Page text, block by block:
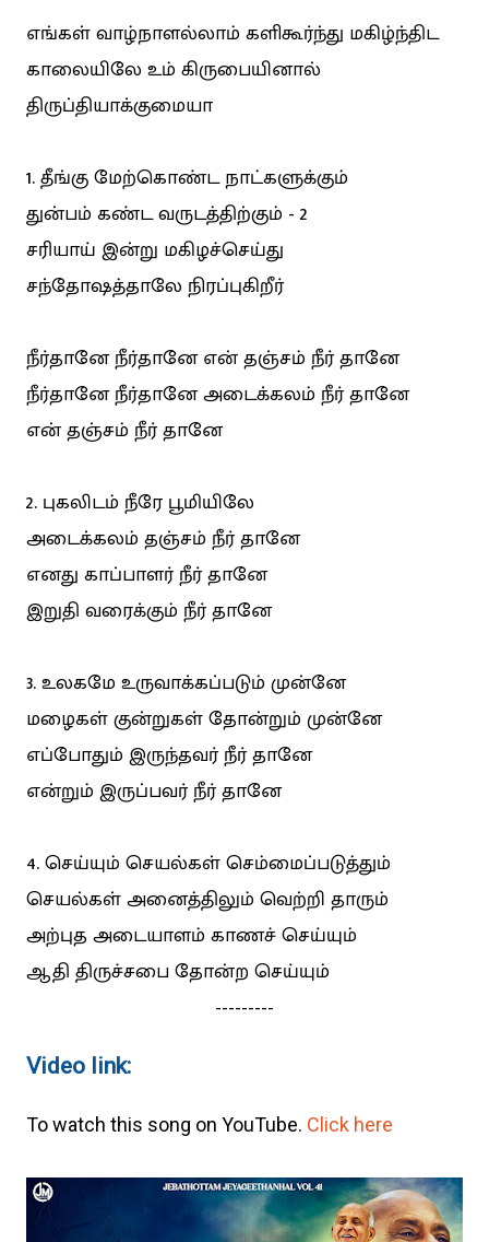
எங்கள் வாழ்நாளல்லாம் களிகூர்ந்து மகிழ்ந்திட
காலையிலே உம் கிருபையினால்
திருப்தியாக்குமையா
1. தீங்கு மேற்கொண்ட நாட்களுக்கும்
துன்பம் கண்ட வருடத்திற்கும் - 2
சரியாய் இன்று மகிழச்செய்து
சந்தோஷத்தாலே நிரப்புகிறீர்
நீர்தானே நீர்தானே என் தஞ்சம் நீர் தானே
நீர்தானே நீர்தானே அடைக்கலம் நீர் தானே
என் தஞ்சம் நீர் தானே
2. புகலிடம் நீரே பூமியிலே
அடைக்கலம் தஞ்சம் நீர் தானே
எனது காப்பாளர் நீர் தானே
இறுதி வரைக்கும் நீர் தானே
3. உலகமே உருவாக்கப்படும் முன்னே
மழைகள் குன்றுகள் தோன்றும் முன்னே
எப்போதும் இருந்தவர் நீர் தானே
என்றும் இருப்பவர் நீர் தானே
4. செய்யும் செயல்கள் செம்மைப்படுத்தும்
செயல்கள் அனைத்திலும் வெற்றி தாரும்
அற்புத அடையாளம் காணச் செய்யும்
ஆதி திருச்சபை தோன்ற செய்யும்
---------
Video link:
To watch this song on YouTube. Click here